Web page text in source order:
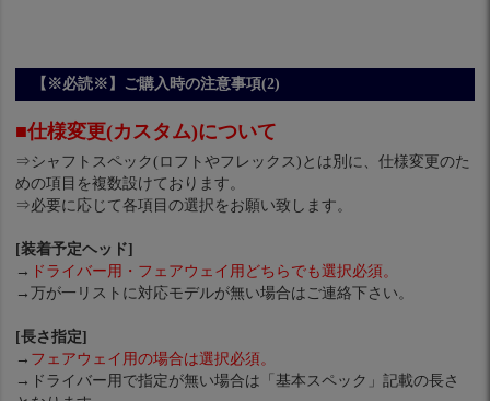
【※必読※】ご購入時の注意事項(2)
■仕様変更(カスタム)について
⇒シャフトスペック(ロフトやフレックス)とは別に、仕様変更のた
めの項目を複数設けております。
⇒必要に応じて各項目の選択をお願い致します。
[装着予定ヘッド]
→ ドライバー用・フェアウェイ用どちらでも選択必須。
→万が一リストに対応モデルが無い場合はご連絡下さい。
[長さ指定]
→ フェアウェイ用の場合は選択必須。
→ドライバー用で指定が無い場合は「基本スペック」記載の長さ